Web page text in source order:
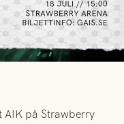
AIK på Strawberry